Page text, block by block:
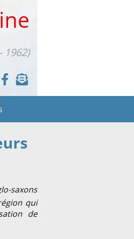
1962)
saxons
qui
de